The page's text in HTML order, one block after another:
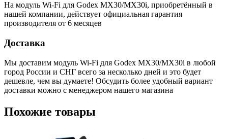
На модуль Wi-Fi для Godex MX30/MX30i, приобретённый в
нашей компании, действует официальная гарантия
производителя от 6 месяцев
Доставка
Мы доставим модуль Wi-Fi для Godex MX30/MX30i в любой
город России и СНГ всего за несколько дней и это будет
дешевле, чем вы думаете! Обсудить более удобный вариант
доставки можно с менеджером нашего магазина
Похожие товары